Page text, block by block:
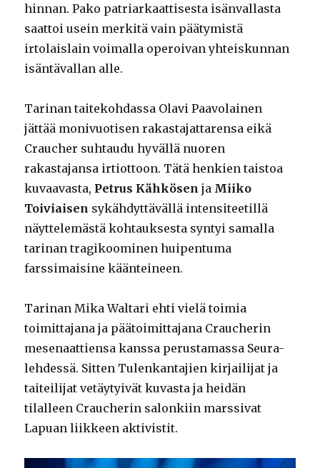
hinnan. Pako patriarkaattisesta isänvallasta
saattoi usein merkitä vain päätymistä
irtolaislain voimalla operoivan yhteiskunnan
isäntävallan alle.
Tarinan taitekohdassa Olavi Paavolainen
jättää monivuotisen rakastajattarensa eikä
Craucher suhtaudu hyvällä nuoren
rakastajansa irtiottoon. Tätä henkien taistoa
kuvaavasta, Petrus Kähkösen ja Miiko
Toiviaisen sykähdyttävällä intensiteetillä
näyttelemästä kohtauksesta syntyi samalla
tarinan tragikoominen huipentuma
farssimaisine käänteineen.
Tarinan Mika Waltari ehti vielä toimia
toimittajana ja päätoimittajana Craucherin
mesenaattiensa kanssa perustamassa Seura-
lehdessä. Sitten Tulenkantajien kirjailijat ja
taiteilijat vetäytyivät kuvasta ja heidän
tilalleen Craucherin salonkiin marssivat
Lapuan liikkeen aktivistit.